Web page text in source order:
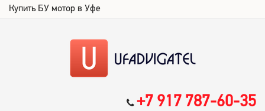
Купить БУ мотор в Уфе
+7 917 787-60-35